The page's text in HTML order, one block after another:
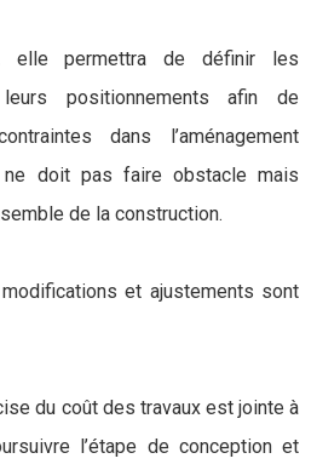
elle permettra de définir les
positionnements afin de
dans l’aménagement
ne doit pas faire obstacle mais
de la construction.
et ajustements sont
du coût des travaux est jointe à
l’étape de conception et